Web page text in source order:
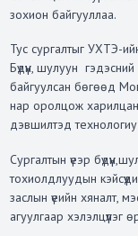
зохион байгууллаа.
Тус сургалтыг УХТЭ-
Бүдүүн, шулуун
байгуулсан бөгөөд
нар оролцож
дэвшилтэд
Сургалтын үеэр
тохиолдлуудын
заслын үеийн хяналт,
агуулгаар хэлэлцүүлэг